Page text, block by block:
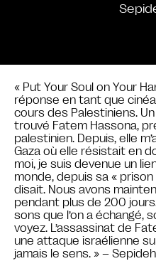
« Put Your Soul on Your
réponse en tant que
cours des Palestiniens. Un
trouvé Fatem Hassona,
palestinien. Depuis, elle
Gaza où elle résistait en
moi, je suis devenue un
monde, depuis sa «
disait. Nous avons
pendant plus de 200
sons que l’on a échangé,
voyez. L’assassinat de
une attaque israélienne
jamais le sens. » –